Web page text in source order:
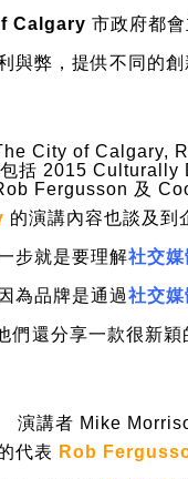
Calgary 市政府都
與弊，提供不同的
City of Calgary,
括 2015 Culturally
Fergusson 及
的演講內容也談及到
步就是要理解社交媒
為品牌是通過社交媒
們還分享一款很新穎
演講者 Mike
代表 Rob